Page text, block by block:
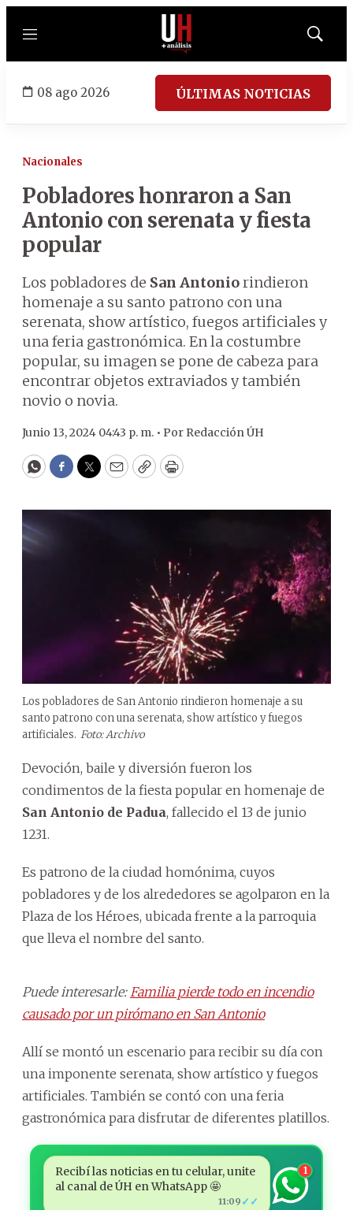
Menú
Mostrar
08 ago 2026 ÚLTIMAS NOTICIAS
Nacionales
Pobladores honraron a San
Antonio con serenata y fiesta
popular
Los pobladores de San Antoniorindieron
homenaje a su santo patrono con una
serenata, show artístico, fuegos artificiales y
una feria gastronómica. En la costumbre
popular, su imagen se pone de cabeza para
encontrar objetos extraviados y también
novio o novia.
Junio 13, 2024 04:43 p. m. • Por Redacción ÚH
WhatsApp
Facebook
Twitter
EmailCopyPrint
Los pobladores de San Antonio rindieron homenaje a su
santo patrono con una serenata, show artístico y fuegos
artificiales. Foto: Archivo
Devoción, baile y diversión fueron los
condimentos de la fiesta popular en homenaje de
San Antonio de Padua, fallecido el 13 de junio
1231.
Es patrono de la ciudad homónima, cuyos
pobladores y de los alrededores se agolparon en la
Plaza de los Héroes, ubicada frente a la parroquia
que lleva el nombre del santo.
Puede interesarle: Familia pierde todo en incendio
causado por un pirómano en San Antonio
Allí se montó un escenario para recibir su día con
una imponente serenata, show artístico y fuegos
artificiales. También se contó con una feria
gastronómica para disfrutar de diferentes platillos.
Recibí las noticias en tu celular, unite
al canal de ÚH en WhatsApp 🤩
11:09 ✓✓
1